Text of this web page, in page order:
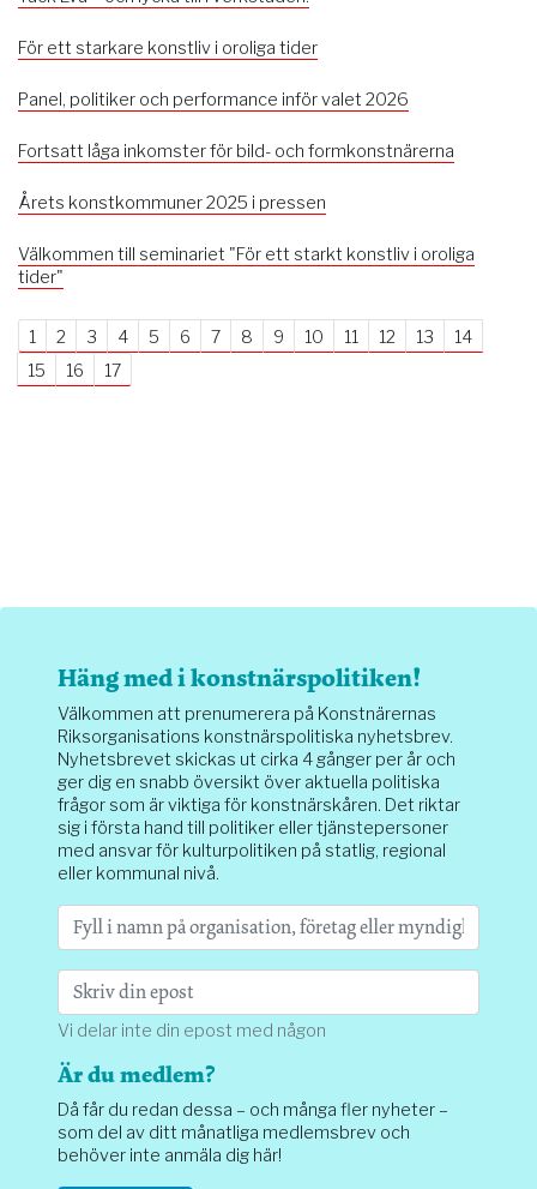
För ett starkare konstliv i oroliga tider
Panel, politiker och performance inför valet 2026
Fortsatt låga inkomster för bild- och formkonstnärerna
Årets konstkommuner 2025 i pressen
Välkommen till seminariet "För ett starkt konstliv i oroliga
tider"
1 2 3 4 5 6 7 8 9 10 11 12 13
14
15
16 17
Häng med i konstnärspolitiken!
Välkommen att prenumerera på Konstnärernas
Riksorganisations konstnärspolitiska nyhetsbrev.
Nyhetsbrevet skickas ut cirka 4 gånger per år och
ger dig en snabb översikt över aktuella politiska
frågor som är viktiga för konstnärskåren. Det riktar
sig i första hand till politiker eller tjänstepersoner
med ansvar för kulturpolitiken på statlig, regional
eller kommunal nivå.
Vi delar inte din epost med någon
Är du medlem?
Då får du redan dessa – och många fler nyheter –
som del av ditt månatliga medlemsbrev och
behöver inte anmäla dig här!